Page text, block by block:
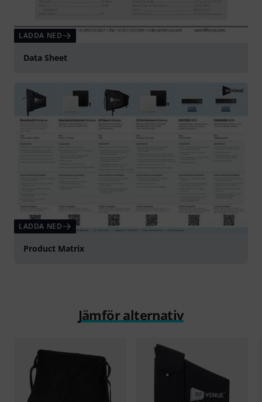
LADDA NED
Data Sheet
LADDA NED
Product Matrix
Jämför alternativ